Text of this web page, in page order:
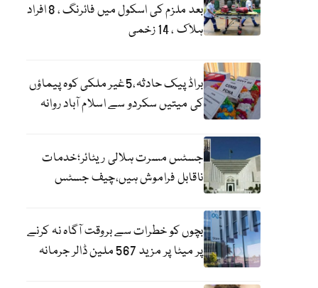
بعد ملزم کی اسکول میں فائرنگ ، 8 افراد
ہلاک ، 14 زخمی
براڈ پیک حادثہ،5غیر ملکی کوہ پیماؤں
کی میتیں سکردو سے اسلام آباد روانہ
جسٹس مسرت ہلالی ریٹائر؛خدمات
ناقابل فراموش ہیں،چیف جسٹس
بچوں کو خطرات سے بروقت آگاہ نہ کرنے
پر میٹا پر مزید 567 ملین ڈالر جرمانہ